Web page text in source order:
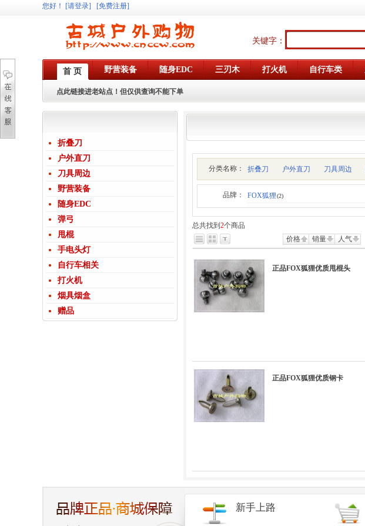
您好 ！ [请登录] [免费注册]
关键字：
首 页 野营装备 随身EDC 三刃木 打火机 自行车类
点此链接进老站点！但仅供查询不能下单
折叠刀
户外直刀
刀具周边
野营装备
随身EDC
弹弓
甩棍
手电头灯
自行车相关
打火机
烟具烟盒
赠品
分类名称： 折叠刀 户外直刀 刀具周边
品牌： FOX狐狸(2)
总共找到 2个商品
价格
销量 人气
正品FOX狐狸优质甩棍头
正品FOX狐狸优质钢卡
新手上路